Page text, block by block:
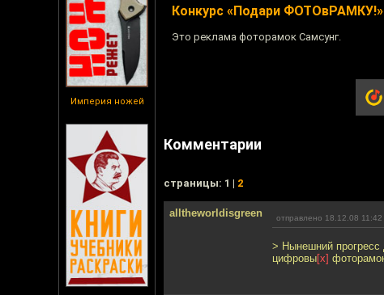
Империя ножей
Конкурс «Подари ФОТОвРАМКУ!»
Это реклама фоторамок Самсунг.
Комментарии
cтраницы: 1 | 2
alltheworldisgreen отправлено 18.12.08 11:42
> Нынешний прогресс
цифровы[х]